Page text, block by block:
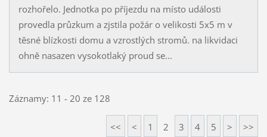
rozhořelo. Jednotka po příjezdu na místo události
provedla průzkum a zjstila požár o velikosti 5x5 m v
těsné blízkosti domu a vzrostlých stromů. na likvidaci
ohně nasazen vysokotlaký proud se...
Záznamy: 11 - 20 ze 128
<< < 1 2 3 4 5 > >>